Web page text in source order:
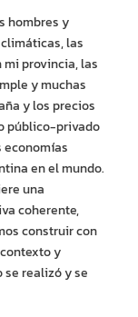
hombres y
las
mi provincia, las
y muchas
y los precios
público-privado
economías
en el mundo.
una
coherente,
construir con
y
se realizó y se